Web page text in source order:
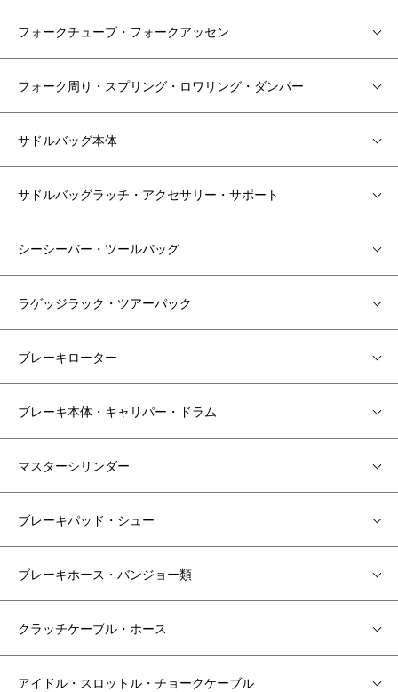
フォークチューブ・フォークアッセン
フォーク周り・スプリング・ロワリング・ダンパー
サドルバッグ本体
サドルバッグラッチ・アクセサリー・サポート
シーシーバー・ツールバッグ
ラゲッジラック・ツアーパック
ブレーキローター
ブレーキ本体・キャリパー・ドラム
マスターシリンダー
ブレーキパッド・シュー
ブレーキホース・バンジョー類
クラッチケーブル・ホース
アイドル・スロットル・チョークケーブル